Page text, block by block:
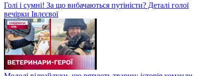
Голі і сумні! За що вибачаються путіністи? Деталі голої
вечірки Івлєєвої